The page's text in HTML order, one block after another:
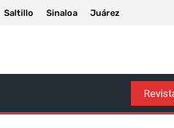
Saltillo Sinaloa Juárez
Política